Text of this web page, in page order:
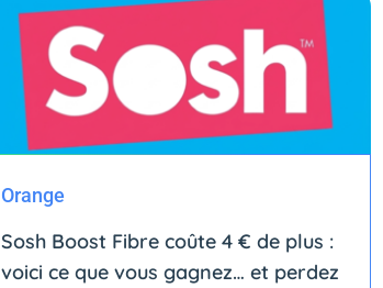
Orange
Sosh Boost Fibre coûte 4 € de plus :
voici ce que vous gagnez… et perdez